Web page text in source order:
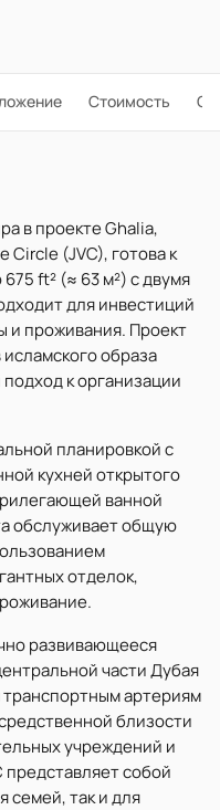
Стоимость О
в проекте Ghalia,
Circle (JVC), готова к
ft² (≈ 63 м²) с двумя
для инвестиций
и проживания. Проект
образа
к организации
планировкой с
кухней открытого
ванной
обслуживает общую
отделок,
развивающееся
части Дубая
артериям
близости
учреждений и
собой
семей, так и для